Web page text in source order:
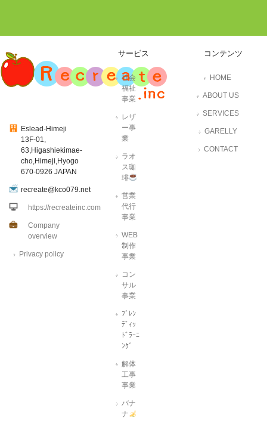
Eslead-Himeji
13F-01,
63,Higashiekimae-
cho,Himeji,Hyogo
670-0926 JAPAN
recreate@kco079.net
https://recreateinc.com
Company
overview
Privacy policy
サービス
社会
福祉
事業
レザ
ー事
業
ラオ
ス珈
琲
営業
代行
事業
WEB
制作
事業
コン
サル
事業
ﾌﾞﾚﾝ
ﾃﾞｨｯ
ﾄﾞﾗｰﾆ
ﾝｸﾞ
解体
工事
事業
バナ
ナ
コンテンツ
HOME
ABOUT US
SERVICES
GARELLY
CONTACT